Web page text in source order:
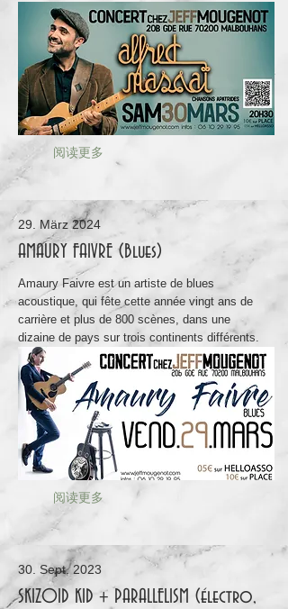
阅读更多
29. März 2024
AMAURY FAIVRE (Blues)
Amaury Faivre est un artiste de blues
acoustique, qui fête cette année vingt ans de
carrière et plus de 800 scènes, dans une
dizaine de pays sur trois continents différents.
阅读更多
30. Sept. 2023
SKIZOID KID + PARALLELISM (électro,